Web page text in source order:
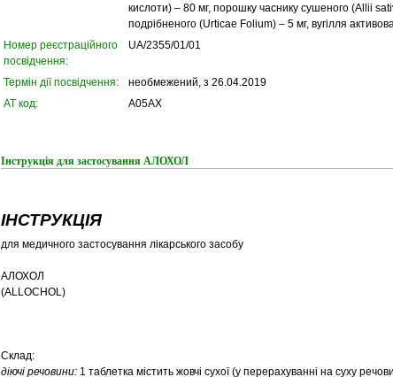
кислоти) – 80 мг, порошку часнику сушеного (Аlliі
подрібненого (Urticae Fоlium) – 5 мг, вугілля
Номер реєстраційного
посвідчення:
UA/2355/01/01
Термін дії посвідчення:
необмежений, з 26.04.2019
АТ код:
A05AX
Інструкція для застосування АЛОХОЛ
ІНСТРУКЦІЯ
для медичного застосування лікарського засобу
АЛОХОЛ
(ALLOCHOL)
Склад:
діючі речовини: 1 таблетка містить жовчі сухої (у перерахуванні на суху